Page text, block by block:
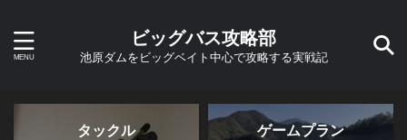
ビッグバス攻略部
池原ダムをビッグベイト中心で攻略する実戦記
タックル ゲームプラン